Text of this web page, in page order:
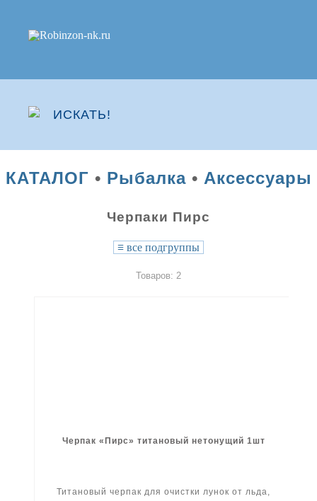
КАТАЛОГ • Рыбалка• Аксессуары
Черпаки Пирс
≡ все подгруппы
Товаров: 2
Черпак «Пирс» титановый нетонущий 1шт
Титановый черпак для очистки лунок от льда,